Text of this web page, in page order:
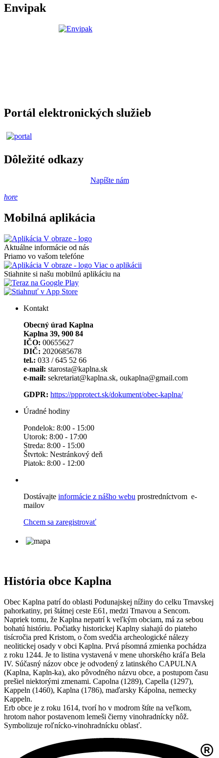
Envipak
Portál elektronických služieb
Dôležité odkazy
Napíšte nám
hore
Mobilná aplikácia
Aktuálne informácie od nás
Priamo vo vašom telefóne
Viac o aplikácii
Stiahnite si našu mobilnú aplikáciu na
Kontakt
Obecný úrad Kaplna
Kaplna 39, 900 84
IČO: 00655627
DIČ: 2020685678
tel.: 033 / 645 52 66
e-mail: starosta@kaplna.sk
e-mail: sekretariat@kaplna.sk, oukaplna@gmail.com
GDPR: https://ppprotect.sk/dokument/obec-kaplna/
Úradné hodiny
Pondelok: 8:00 - 15:00
Utorok: 8:00 - 17:00
Streda: 8:00 - 15:00
Štvrtok: Nestránkový deň
Piatok: 8:00 - 12:00
Dostávajte informácie z nášho webu prostredníctvom e-
mailov
Chcem sa zaregistrovať
História obce Kaplna
Obec Kaplna patrí do oblasti Podunajskej nížiny do celku Trnavskej
pahorkatiny, pri štátnej ceste E61, medzi Trnavou a Sencom.
Napriek tomu, že Kaplna nepatrí k veľkým obciam, má za sebou
bohatú históriu. Počiatky historickej Kaplny siahajú do piateho
tisícročia pred Kristom, o čom svedčia archeologické nálezy
neolitickej osady v obci Kaplna. Prvá písomná zmienka pochádza
z roku 1244. Je to listina vystavená v mene uhorského kráľa Bela
IV. Súčasný názov obce je odvodený z latinského CAPULNA
(Kaplna, Kapln-ka), ako pôvodného názvu obce, a postupom času
prešiel niektorými zmenami. Capolna (1289), Capella (1297),
Kappeln (1460), Kaplna (1786), maďarsky Kápolna, nemecky
Kappeln.
Erb obce je z roku 1614, tvorí ho v modrom štíte na veľkom,
hrotom nahor postavenom lemeši čierny vinohradnícky nôž.
Symbolizuje roľnícko-vinohradnícku oblasť.